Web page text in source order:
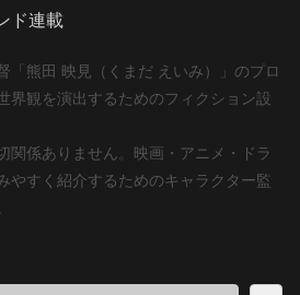
ド連載
「熊田 映見（くまだ えいみ）」のプロ
界観を演出するためのフィクション設
関係ありません。映画・アニメ・ドラ
やすく紹介するためのキャラクター監